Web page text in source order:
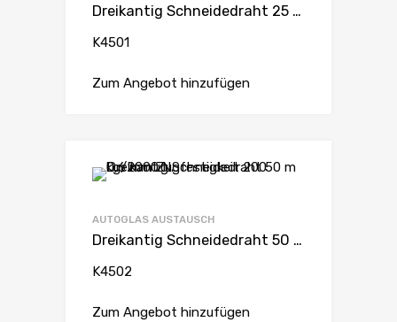
Dreikantig Schneidedraht 25 m 0,6 mm Zugfestigkeit 200 kg
K4501
Zum Angebot hinzufügen
AUTOGLAS AUSTAUSCH
Dreikantig Schneidedraht 50 m 0,6 mm Zugfestigkeit 200 kg/2000 N.
K4502
Zum Angebot hinzufügen